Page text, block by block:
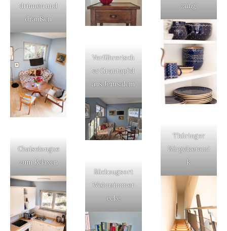
drinnen und
draußen
Chaiselongue
zum Relaxen
Verführerisch
er Grantapfel
aus Jerusalem
Rückzugsort
Wohnzimmer
ecke
zung
Thüringer
Bürgelkerami
k